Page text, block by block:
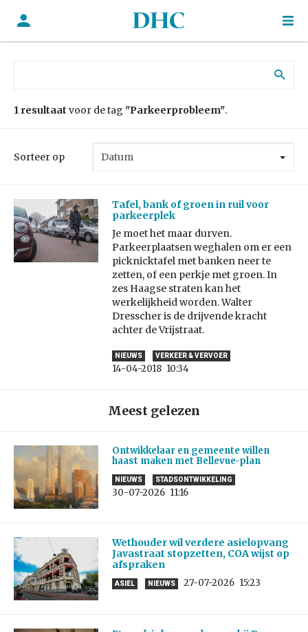
1 resultaat voor de tag "Parkeerprobleem".
Sorteer op
Tafel, bank of groen in ruil voor
parkeerplek
Je moet het maar durven.
Parkeerplaatsen weghalen om er een
picknicktafel met banken neer te
zetten, of een perkje met groen. In
zes Haagse straten kan het
werkelijkheid worden. Walter
Dresscher is de drijvende kracht
achter de Vrijstraat.
NIEUWS VERKEER & VERVOER
14-04-2018 10:34
Meest gelezen
Ontwikkelaar en gemeente willen
haast maken met Bellevue-plan
NIEUWS STADSONTWIKKELING
30-07-2026 11:16
Wethouder wil verdere asielopvang
Javastraat stopzetten, COA wijst op
afspraken
ASIEL NIEUWS 27-07-2026 15:23